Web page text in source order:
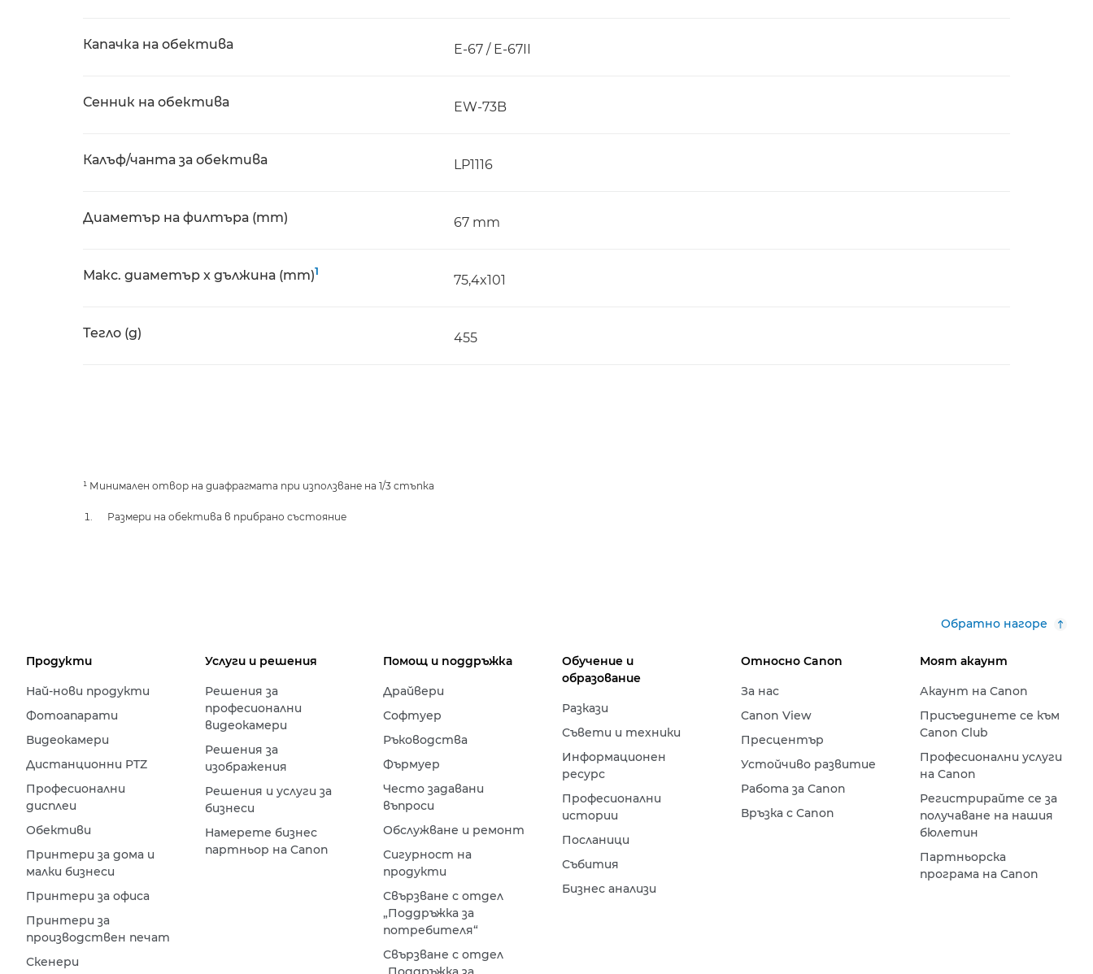
Капачка на обектива E-67 / E-67II
Сенник на обектива EW-73B
Калъф/чанта за обектива LP1116
Диаметър на филтъра (mm) 67 mm
Макс. диаметър x дължина (mm)1
75,4x101
Тегло (g) 455
¹ Минимален отвор на диафрагмата при използване на 1/3 стъпка
Размери на обектива в прибрано състояние
Обратно нагоре
Продукти
Най-нови продукти
Фотоапарати
Видеокамери
Дистанционни PTZ
Професионални
дисплеи
Обективи
Принтери за дома и
малки бизнеси
Принтери за офиса
Принтери за
производствен печат
Скенери
Услуги и решения
Решения за
професионални
видеокамери
Решения за
изображения
Решения и услуги за
бизнеси
Намерете бизнес
партньор на Canon
Помощ и поддръжка
Драйвери
Софтуер
Ръководства
Фърмуер
Често задавани
въпроси
Обслужване и ремонт
Сигурност на
продукти
Свързване с отдел
„Поддръжка за
потребителя“
Свързване с отдел
Обучение и
образование
Разкази
Съвети и техники
Информационен
ресурс
Професионални
истории
Посланици
Събития
Бизнес анализи
Относно Canon
За нас
Canon View
Пресцентър
Устойчиво развитие
Работа за Canon
Връзка с Canon
Моят акаунт
Акаунт на Canon
Присъединете се към
Canon Club
Професионални услуги
на Canon
Регистрирайте се за
получаване на нашия
бюлетин
Партньорска
програма на Canon